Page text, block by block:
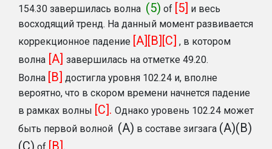
154.30 завершилась волна (5) of [5] и весь
восходящий тренд. На данный момент развивается
коррекционное падение [A][B][C] , в котором
волна [A] завершилась на отметке 49.20.
Волна [B] достигла уровня 102.24 и, вполне
вероятно, что в скором времени начнется падение
в рамках волны [C]. Однако уровень 102.24 может
быть первой волной (A) в составе зигзага (A)(B)